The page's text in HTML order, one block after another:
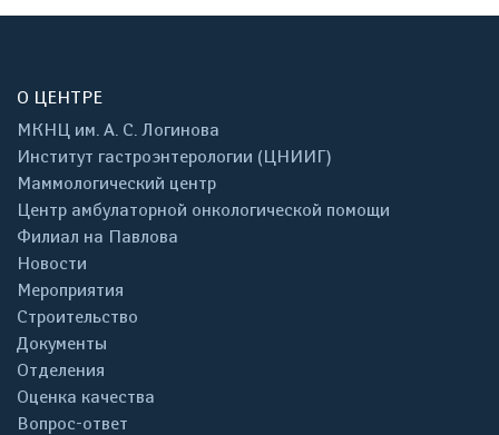
О ЦЕНТРЕ
МКНЦ им. А. С. Логинова
Институт гастроэнтерологии (ЦНИИГ)
Маммологический центр
Центр амбулаторной онкологической помощи
Филиал на Павлова
Новости
Мероприятия
Строительство
Документы
Отделения
Оценка качества
Вопрос-ответ